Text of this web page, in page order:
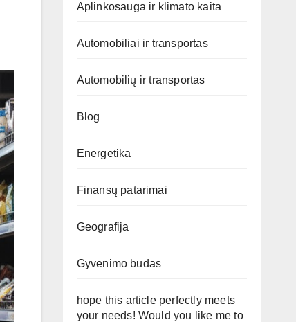
Aplinkosauga ir klimato kaita
Automobiliai ir transportas
Automobilių ir transportas
Blog
Energetika
Finansų patarimai
Geografija
Gyvenimo būdas
hope this article perfectly meets
your needs! Would you like me to